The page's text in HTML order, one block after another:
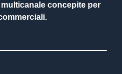
concepite per